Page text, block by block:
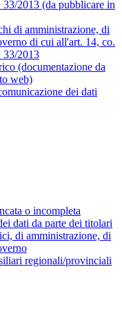
2013 (da pubblicare in
di amministrazione, di
di cui all'art. 14, co.
33/2013
(documentazione da
web)
dei dati
o incompleta
dati da parte dei titolari
di amministrazione, di
regionali/provinciali